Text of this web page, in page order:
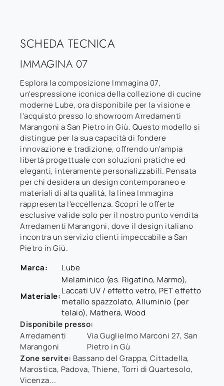
SCHEDA TECNICA
IMMAGINA 07
Esplora la composizione Immagina 07,
un'espressione iconica della collezione di cucine
moderne Lube, ora disponibile per la visione e
l'acquisto presso lo showroom Arredamenti
Marangoni a San Pietro in Giù. Questo modello si
distingue per la sua capacità di fondere
innovazione e tradizione, offrendo un'ampia
libertà progettuale con soluzioni pratiche ed
eleganti, interamente personalizzabili. Pensata
per chi desidera un design contemporaneo e
materiali di alta qualità, la linea Immagina
rappresenta l'eccellenza. Scopri le offerte
esclusive valide solo per il nostro punto vendita
Arredamenti Marangoni, dove il design italiano
incontra un servizio clienti impeccabile a San
Pietro in Giù.
Marca:
Lube
Materiale:
Melaminico (es. Rigatino, Marmo),
Laccati UV / effetto vetro, PET effetto
metallo spazzolato, Alluminio (per
telaio), Mathera, Wood
Disponibile presso:
Arredamenti
Marangoni
Via Guglielmo Marconi 27, San
Pietro in Gù
Zone servite: Bassano del Grappa, Cittadella,
Marostica, Padova, Thiene, Torri di Quartesolo,
Vicenza...